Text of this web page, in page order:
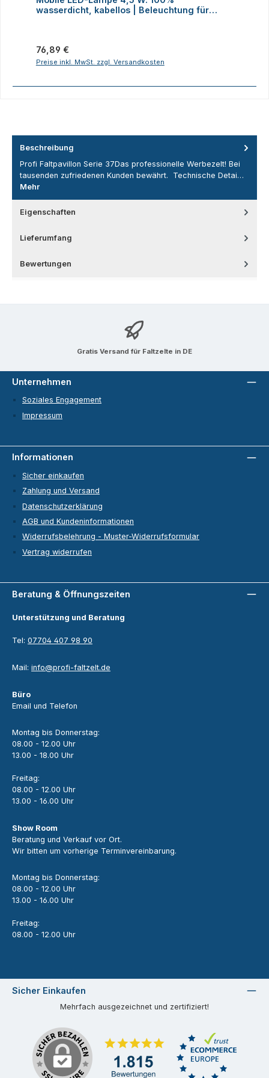
wasserdicht, kabellos | Beleuchtung für
Regulärer Preis:
76,89 €
Preise inkl. MwSt. zzgl. Versandkosten
Beschreibung
Profi Faltpavillon Serie 37Das professionelle Werbezelt! Bei
tausenden zufriedenen Kunden bewährt. Technische Detai…
Mehr
Eigenschaften
Lieferumfang
Bewertungen
Gratis Versand für Faltzelte in DE
Beratung & Öffnungszeiten
Unterstützung und Beratung
Tel: 07704 407 98 90
Mail: info@profi-faltzelt.de
Büro
Email und Telefon
Montag bis Donnerstag:
08.00 - 12.00 Uhr
13.00 - 18.00 Uhr
Freitag:
08.00 - 12.00 Uhr
13.00 - 16.00 Uhr
Show Room
Beratung und Verkauf vor Ort.
Wir bitten um vorherige Terminvereinbarung.
Montag bis Donnerstag:
08.00 - 12.00 Uhr
13.00 - 16.00 Uhr
Freitag:
08.00 - 12.00 Uhr
Unternehmen
Soziales Engagement
Impressum
Informationen
Sicher einkaufen
Zahlung und Versand
Datenschutzerklärung
AGB und Kundeninformationen
Widerrufsbelehrung - Muster-Widerrufsformular
Vertrag widerrufen
Sicher Einkaufen
Mehrfach ausgezeichnet und zertifiziert!